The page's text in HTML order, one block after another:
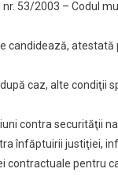
53/2003 – Codul
caz, alte condiţii
contra securităţii
înfăptuirii justiţiei,
pentru